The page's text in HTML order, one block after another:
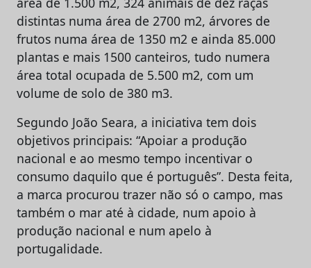
distintas numa área de 2700 m2, árvores de
frutos numa área de 1350 m2 e ainda 85.000
plantas e mais 1500 canteiros, tudo numera
área total ocupada de 5.500 m2, com um
volume de solo de 380 m3.
Segundo João Seara, a iniciativa tem dois
objetivos principais: “Apoiar a produção
nacional e ao mesmo tempo incentivar o
consumo daquilo que é português”. Desta feita,
a marca procurou trazer não só o campo, mas
também o mar até à cidade, num apoio à
produção nacional e num apelo à
portugalidade.